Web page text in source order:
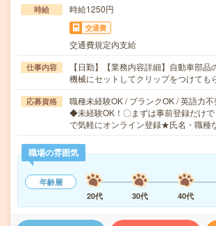
時給 時給1250円
交通費
交通費規定内支給
仕事内容
【日勤】【業務内容詳細】自動車部品
機械にセットしてクリップをつけて
応募資格
職種未経験OK / ブランクOK / 英語力不
◆未経験OK！〇まずは事前登録だけ
で気軽にオンライン登録★氏名・職種
職場の雰囲気
年齢層
20代
30代 40代